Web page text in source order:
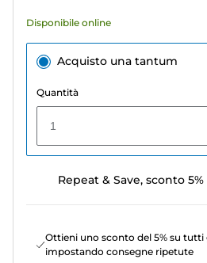
Disponibile online
Acquisto una tantum
Quantità
1
Repeat & Save, sconto 5%
Ottieni uno sconto del 5% su
impostando consegne ripetute